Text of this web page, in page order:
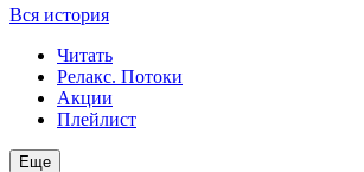
Вся история
Читать
Релакс. Потоки
Акции
Плейлист
Еще